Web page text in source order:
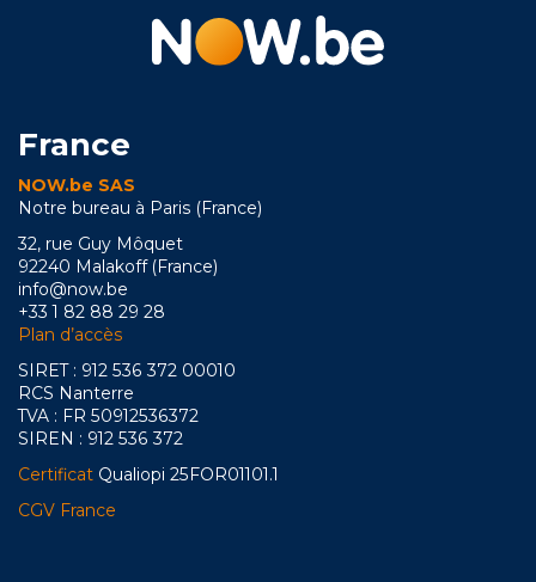
France
NOW.be SAS
Notre bureau à Paris (France)
32, rue Guy Môquet
92240 Malakoff (France)
info@now.be
+33 1 82 88 29 28
Plan d’accès
SIRET : 912 536 372 00010
RCS Nanterre
TVA : FR 50912536372
SIREN : 912 536 372
Certificat Qualiopi 25FOR01101.1
CGV France